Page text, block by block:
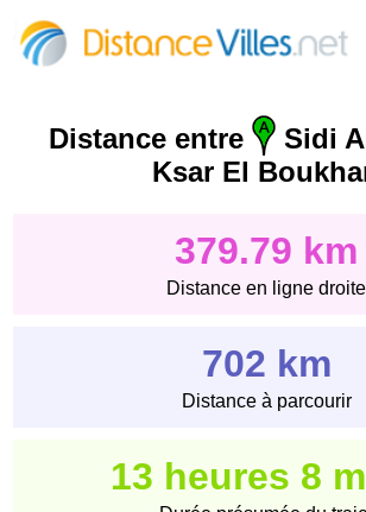
Distance entre
Sidi
Ksar El
379.79 km
Distance en ligne droite
702 km
Distance à parcourir
13 heures 8